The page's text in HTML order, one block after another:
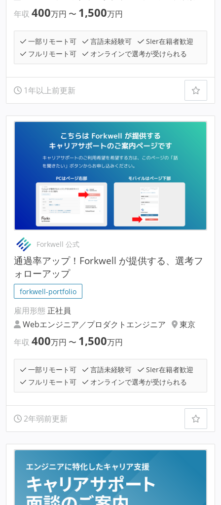
年収 400万円 〜 1,500万円
一部リモート可 言語未経験可
SIer在籍者歓迎
フルリモート可
オンラインで選考が受けられる
1年以上前更新
Forkwell 公式
通過率アップ！Forkwell が提供する、選考フ
ォローアップ
forkwell-portfolio
雇用形態 正社員
Webエンジニア／プロダクトエンジニア
東京
年収 400万円 〜 1,500万円
一部リモート可 言語未経験可
SIer在籍者歓迎
フルリモート可
オンラインで選考が受けられる
2年弱前更新